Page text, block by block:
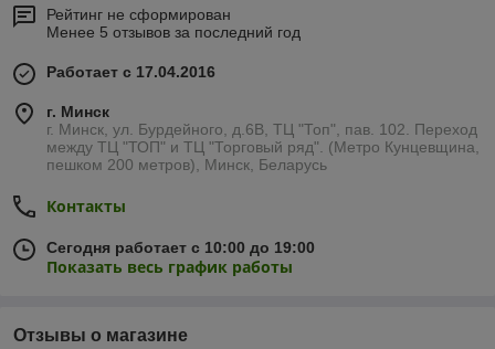
Рейтинг не сформирован
Менее 5 отзывов за последний год
Работает с 17.04.2016
г. Минск
г. Минск, ул. Бурдейного, д.6В, ТЦ "Топ", пав. 102. Переход
между ТЦ "ТОП" и ТЦ "Торговый ряд". (Метро Кунцевщина,
пешком 200 метров), Минск, Беларусь
Контакты
Сегодня работает с 10:00 до 19:00
Показать весь график работы
Отзывы о магазине